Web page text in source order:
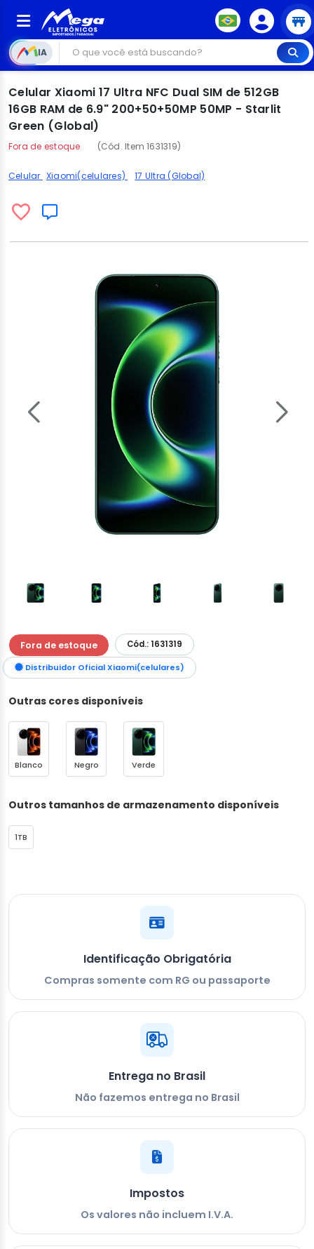
IA
Celular Xiaomi 17 Ultra NFC Dual SIM de 512GB
16GB RAM de 6.9" 200+50+50MP 50MP - Starlit
Green (Global)
Fora de estoque (Cód. Item 1631319)
Celular Xiaomi(celulares) 17 Ultra (Global)
Fora de estoque Cód.: 1631319
Distribuidor Oficial Xiaomi(celulares)
Outras cores disponíveis
Blanco Negro Verde
Outros tamanhos de armazenamento disponíveis
1TB
Identificação Obrigatória
Compras somente com RG ou passaporte
Entrega no Brasil
Não fazemos entrega no Brasil
Impostos
Os valores não incluem I.V.A.